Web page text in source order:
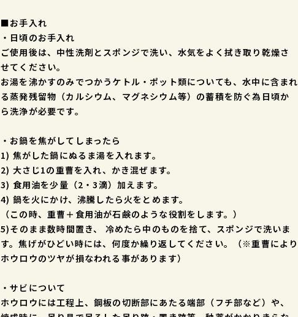
■お手入れ
・日頃のお手入れ
ご使用後は、中性洗剤とスポンジで洗い、水気をよく拭き取り乾燥さ
せてください。
お湯を沸かすのみでつかうケトル・ポット類についても、水中に含まれ
る蒸発残留物（カルシウム、マグネシウム等）の蓄積を防ぐ為日頃か
ら洗浄が必要です。
・お鍋を焦がしてしまったら
1) 焦がした鍋にぬるま湯を入れます。
2) 大さじ1の重曹を入れ、かき混ぜます。
3) 食用油を少量（2・3滴）加えます。
4) 鍋を火にかけ、沸騰したら火をとめます。
（この時、重曹＋食用油が石鹸のような役割をします。）
5)そのまま数時間置き、 冷めたら中のものを捨て、スポンジで洗いま
す。焦げがひどい時には、何度か繰り返してください。（※重曹により
ホウロウのツヤが損なわれる事があります）
・サビについて
ホウロウには工程上、鋼板の切断部にあたる端部（フチ部など）や、